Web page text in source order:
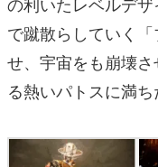
で蹴散らしていく
せ、宇宙をも崩壊
る熱いパトスに満ち